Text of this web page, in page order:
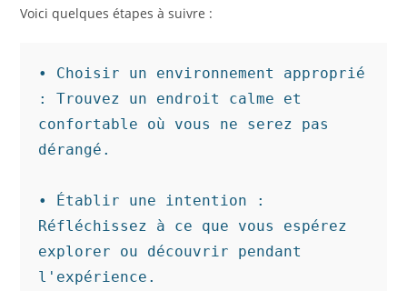
Voici quelques étapes à suivre :
• Choisir un environnement approprié
: Trouvez un endroit calme et
confortable où vous ne serez pas
dérangé.
• Établir une intention :
Réfléchissez à ce que vous espérez
explorer ou découvrir pendant
l'expérience.